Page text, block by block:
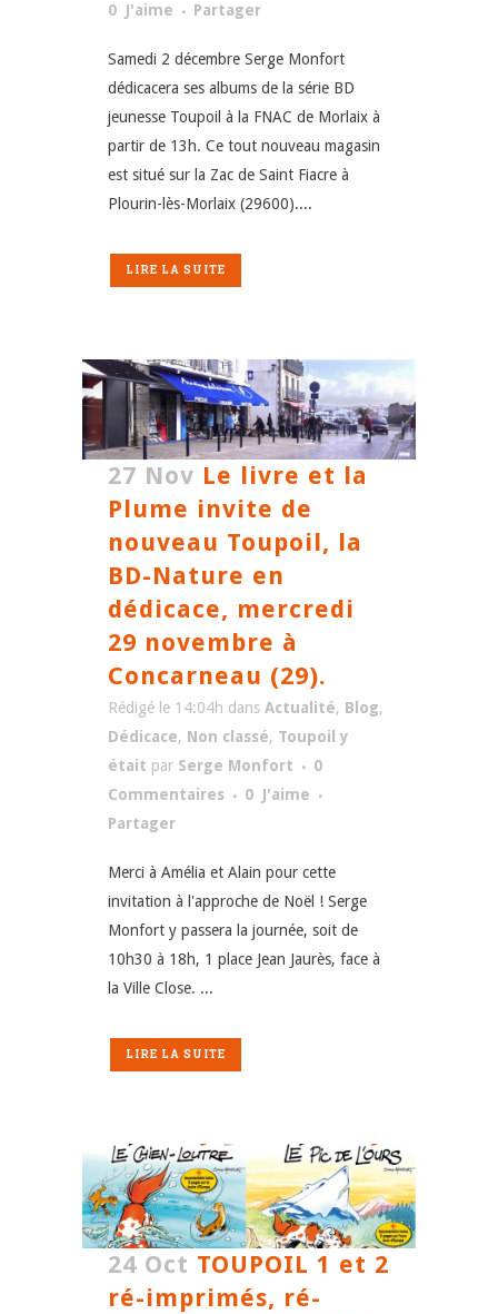
0 J'aime Partager
Samedi 2 décembre Serge Monfort
dédicacera ses albums de la série BD
jeunesse Toupoil à la FNAC de Morlaix à
partir de 13h. Ce tout nouveau magasin
est situé sur la Zac de Saint Fiacre à
Plourin-lès-Morlaix (29600)....
LIRE LA SUITE
27 Nov Le livre et la
Plume invite de
nouveau Toupoil, la
BD-Nature en
dédicace, mercredi
29 novembre à
Concarneau (29).
Rédigé le 14:04h dans Actualité, Blog,
Dédicace, Non classé, Toupoil y
était par Serge Monfort
0
Commentaires
0 J'aime
Partager
Merci à Amélia et Alain pour cette
invitation à l'approche de Noël ! Serge
Monfort y passera la journée, soit de
10h30 à 18h, 1 place Jean Jaurès, face à
la Ville Close. ...
LIRE LA SUITE
24 Oct TOUPOIL 1 et 2
ré-imprimés, ré-